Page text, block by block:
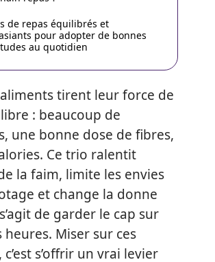
de repas équilibrés et
pour adopter de bonnes
au quotidien
tirent leur force de
: beaucoup de
une bonne dose de fibres,
Ce trio ralentit
la faim, limite les envies
et change la donne
de garder le cap sur
heures. Miser sur ces
s’offrir un vrai levier